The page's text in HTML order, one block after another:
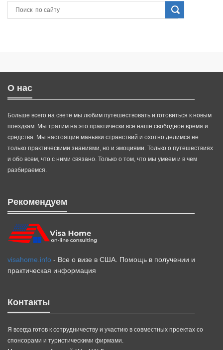
О нас
Больше всего на свете мы любим путешествовать и готовиться к новым
поездкам. Мы тратим на это практически все наше свободное время и
средства. Мы настоящие маньяки странствий и охотно делимся не
только практическими знаниями, но и эмоциями. Только о путешествиях
и обо всем, что с ними связано. Только о том, что мы умеем и в чем
разбираемся.
Рекомендуем
visahome.info - Все о визе в США. Помощь в получении и
практическая информация
Контакты
Я всегда готов к сотрудничеству и участию в совместных проектах со
спонсорами и туристическими фирмами.